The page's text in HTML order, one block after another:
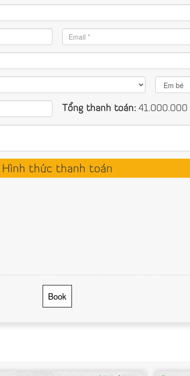
Tổng thanh toán: 41.000.000
Hình thức thanh toán
Book